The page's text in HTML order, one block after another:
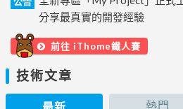
分享最真實的開發經驗
前往 iThome鐵人賽
技術文章
熱門